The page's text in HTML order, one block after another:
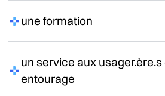
une formation​
un service aux usager.ère.s
entourage​